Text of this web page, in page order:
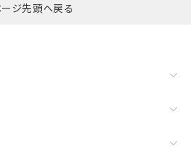
ジ先頭へ戻る